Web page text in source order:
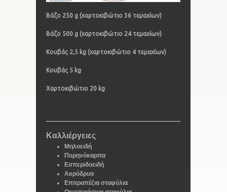
Βάζο 250 g (χαρτοκιβώτιο 36 τεμαχίων)
Βάζο 500 g (χαρτοκιβώτιο 24 τεμαχίων)
Κουβάς 2,5 kg (χαρτοκιβώτιο 4 τεμαχίων)
Κουβάς 5 kg
Χαρτοκιβώτιο 20 kg
Καλλιέργειες
Μηλοειδή
Πυρηνόκαρπα
Εσπεριδοειδή
Ακρόδρυα
Επιτραπέζια σταφύλια